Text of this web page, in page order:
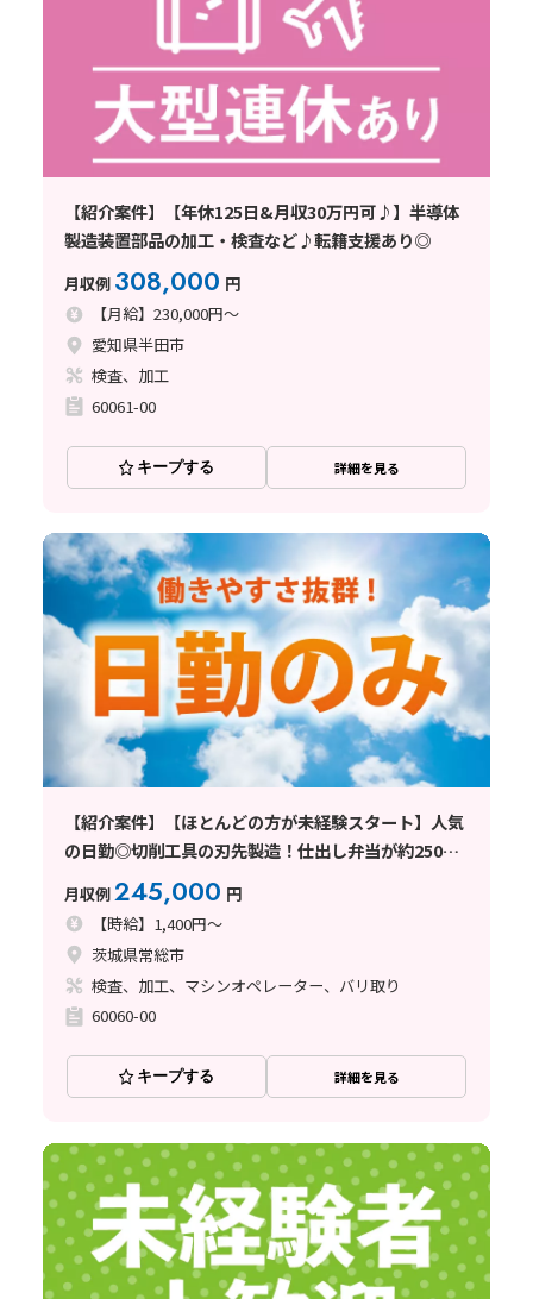
【紹介案件】【年休125日&月収30万円可♪】半導体
製造装置部品の加工・検査など♪転籍支援あり◎
月収例 308,000 円
【月給】230,000円～
愛知県半田市
検査、加工
60061-00
キープする 詳細を見る
【紹介案件】【ほとんどの方が未経験スタート】人気
の日勤◎切削工具の刃先製造！仕出し弁当が約250円
で注文OK♪
月収例245,000 円
【時給】1,400円～
茨城県常総市
検査、加工、マシンオペレーター、バリ取り
60060-00
キープする 詳細を見る